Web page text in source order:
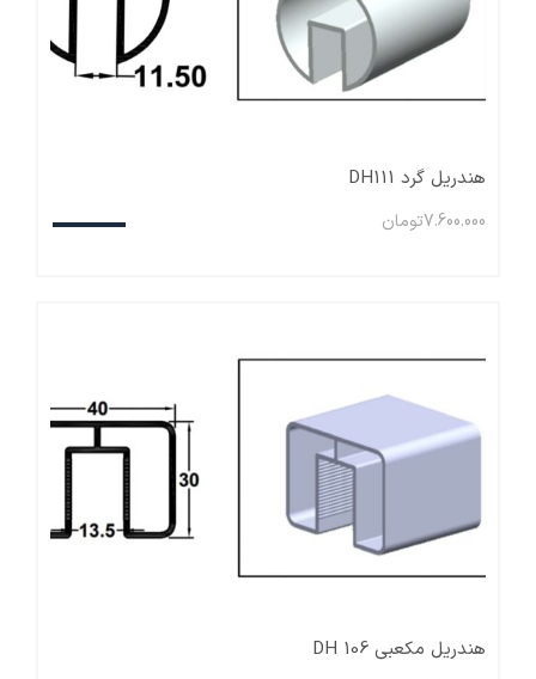
هندریل گرد DH111
7.600.000تومان
هندریل مکعبی DH 106